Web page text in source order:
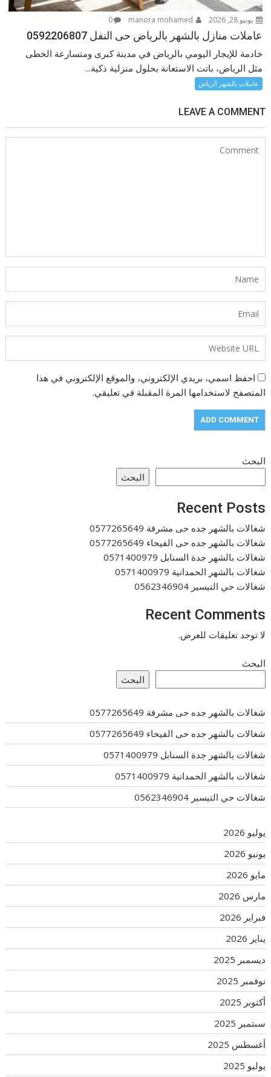
يونيو 28, 2026 0
عاملات منازل بالشهر بالرياض حى النفل 0592206807
خادمة للإيجار اليومي بالرياض في مدينة كبرى ومتسارعة الخطى
مثل الرياض، باتت الاستعانة بحلول منزلية ذكية...
عاملات بالشهر الرياض
LEAVE A COMMENT
احفظ اسمي، بريدي الإلكتروني، والموقع الإلكتروني في هذا
المتصفح لاستخدامها المرة المقبلة في تعليقي.
البحث
البحث
Recent Posts
شغالات بالشهر جده حى مشرفة 0577265649
شغالات بالشهر جده حى الفيحاء 0577265649
شغالات بالشهر جدة السنابل 0571400979
شغالات بالشهر الحمدانية 0571400979
شغالات حي التيسير 0562346904
Recent Comments
لا توجد تعليقات للعرض.
البحث
البحث
شغالات بالشهر جده حى مشرفة 0577265649
شغالات بالشهر جده حى الفيحاء 0577265649
شغالات بالشهر جدة السنابل 0571400979
شغالات بالشهر الحمدانية 0571400979
شغالات حي التيسير 0562346904
يوليو 2026
يونيو 2026
مايو 2026
مارس 2026
فبراير 2026
يناير 2026
ديسمبر 2025
نوفمبر 2025
أكتوبر 2025
سبتمبر 2025
أغسطس 2025
يوليو 2025